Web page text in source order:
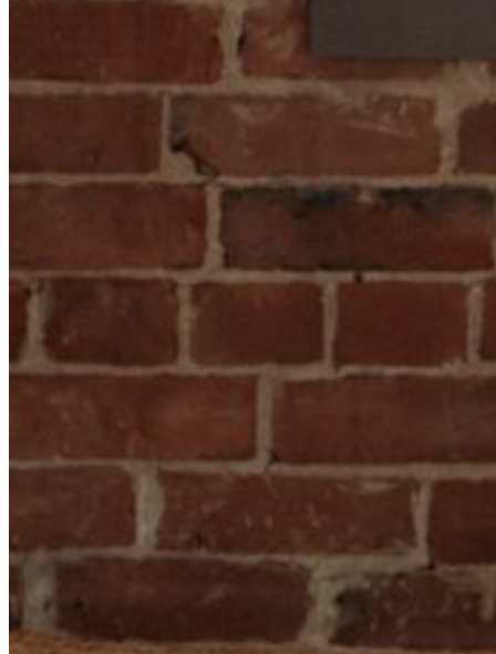
Professeure émérite de yoga et de méditation
Vendredi 24 octobre 16h30 au dimanche 26 octobre 15h30
Le prix par personne inclut:
L’hébergement de 2 nuitées dans l’ancien cloître restauré du
3 repas santé par jour, incluant le petit-déjeuner en silence
Votre participation aux ateliers
L’accès au Musée et au site patrimonial
À partir de
869,00 $ par personne en occupation double
nouvelle fenêtre
0424
https://www.lynestroch.com/activite/le-retrait-des-sensretraite-de-
Inscriptions par téléphone ou par courriel. Dépôt de 275$ à
l’inscription.
Les Studios Lyne St-Roch sont titulairesd’un permis
du Québec délivré par l’Office de la protection du consommateur.
Description